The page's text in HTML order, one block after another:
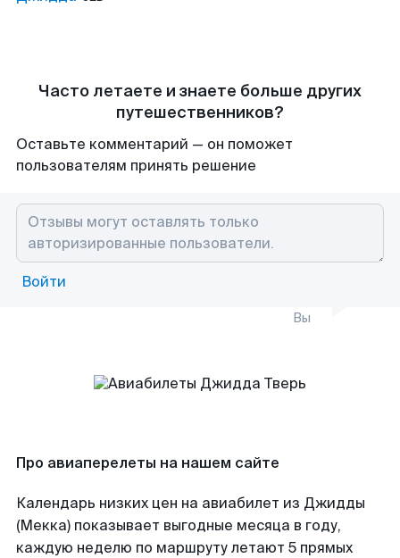
Часто летаете и знаете больше других
путешественников?
Оставьте комментарий — он поможет
пользователям принять решение
Войти
Вы
Про авиаперелеты на нашем сайте
Календарь низких цен на авиабилет из Джидды
(Мекка) показывает выгодные месяца в году,
каждую неделю по маршруту летают 5 прямых